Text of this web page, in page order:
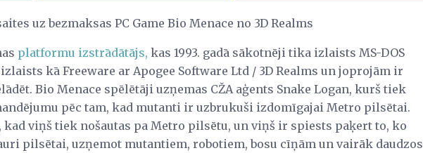
uz bezmaksas PC Game Bio Menace no 3D Realms
platformu izstrādātājs, kas 1993. gadā sākotnēji tika izlaists MS-DOS
kā Freeware ar Apogee Software Ltd / 3D Realms un joprojām ir
Bio Menace spēlētāji uzņemas CŽA aģents Snake Logan, kurš tiek
pēc tam, kad mutanti ir uzbrukuši izdomīgajai Metro pilsētai.
viņš tiek nošautas pa Metro pilsētu, un viņš ir spiests paķert to, ko
pilsētai, uzņemot mutantiem, robotiem, bosu cīņām un vairāk daudzos